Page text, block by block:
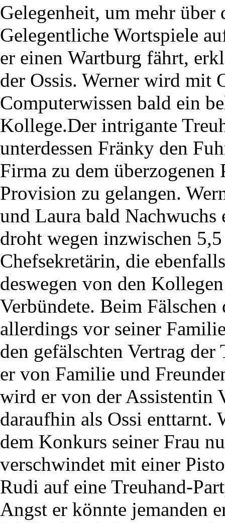
Gelegenheit, um mehr über
Gelegentliche Wortspiele
er einen Wartburg fährt,
der Ossis. Werner wird mit
Computerwissen bald ein
Kollege.Der intrigante
unterdessen Fränky den
Firma zu dem
Provision zu gelangen.
und Laura bald Nachwuchs
droht wegen inzwischen
Chefsekretärin, die
deswegen von den
Verbündete. Beim Fälschen
allerdings vor seiner
den gefälschten Vertrag
er von Familie und
wird er von der Assistentin
daraufhin als Ossi enttarnt.
dem Konkurs seiner Frau
verschwindet mit einer
Rudi auf eine Treuhand-
Angst er könnte jemanden